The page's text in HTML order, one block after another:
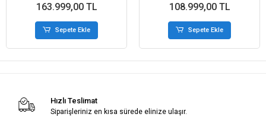
163.999,00 TL
Sepete Ekle
108.999,00 TL
Sepete Ekle
Hızlı Teslimat
Siparişleriniz en kısa sürede elinize ulaşır.